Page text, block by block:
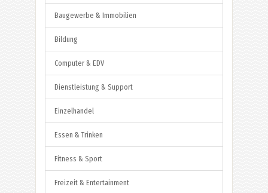
Baugewerbe & Immobilien
Bildung
Computer & EDV
Dienstleistung & Support
Einzelhandel
Essen & Trinken
Fitness & Sport
Freizeit & Entertainment